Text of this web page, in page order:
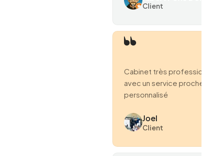
Client
Cabinet très professionnel
avec un service proche et
personnalisé
Joel
Client